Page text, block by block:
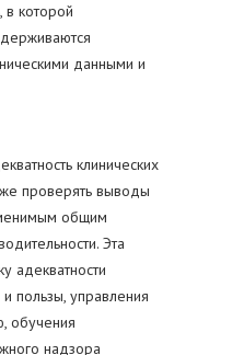
в которой
данными и
клинических
проверять выводы
общим
Эта
адекватности
пользы, управления
обучения
надзора